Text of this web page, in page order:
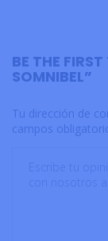
BE THE
SOMNIBEL”
Tu dirección de
campos